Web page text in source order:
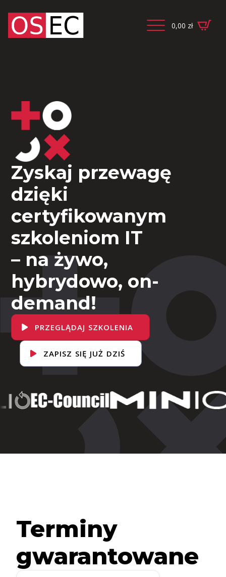
0,00 zł
Zyskaj przewagę
dzięki
certyfikowanym
szkoleniom IT
– na żywo,
hybrydowo, on-
demand!
PRZEGLĄDAJ SZKOLENIA
ZAPISZ SIĘ JUŻ DZIŚ
Terminy
gwarantowane